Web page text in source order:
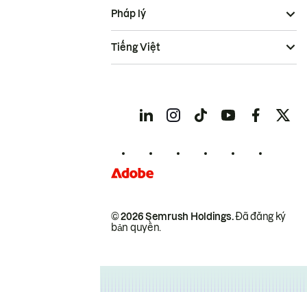
© 2026 Semrush Holdings.Đã đăng ký
bản quyền.
Pháp lý
Tiếng Việt